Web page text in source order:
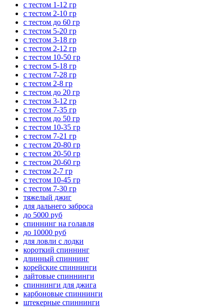
с тестом 1-12 гр
с тестом 2-10 гр
с тестом до 60 гр
с тестом 5-20 гр
с тестом 3-18 гр
с тестом 2-12 гр
с тестом 10-50 гр
с тестом 5-18 гр
с тестом 7-28 гр
с тестом 2-8 гр
с тестом до 20 гр
с тестом 3-12 гр
с тестом 7-35 гр
с тестом до 50 гр
с тестом 10-35 гр
с тестом 7-21 гр
с тестом 20-80 гр
с тестом 20-50 гр
с тестом 20-60 гр
с тестом 2-7 гр
с тестом 10-45 гр
с тестом 7-30 гр
тяжелый джиг
для дальнего заброса
до 5000 руб
спиннинг на голавля
до 10000 руб
для ловли с лодки
короткий спиннинг
длинный спиннинг
корейские спиннинги
лайтовые спиннинги
спиннинги для джига
карбоновые спиннинги
штекерные спиннинги